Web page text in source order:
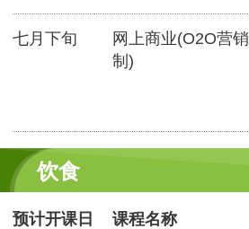
七月下旬
网上商业(O2O营
制)
饮食
预计开课日
课程名称